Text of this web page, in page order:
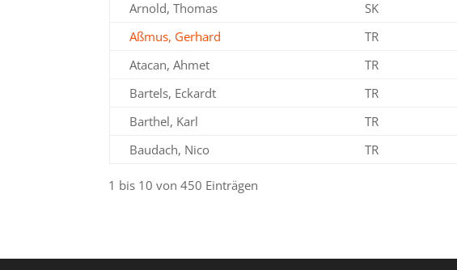
Arnold, Thomas
SK
Aßmus, Gerhard
TR
Atacan, Ahmet
TR
Bartels, Eckardt
TR
Barthel, Karl
TR
Baudach, Nico
TR
1 bis 10 von 450 Einträgen